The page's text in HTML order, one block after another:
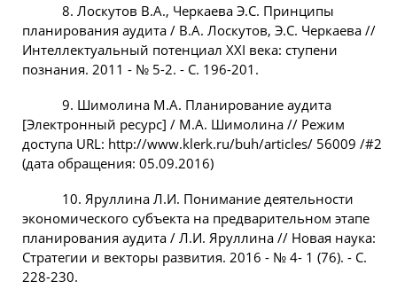
8. Лоскутов В.А., Черкаева Э.С. Принципы
планирования аудита / В.А. Лоскутов, Э.С. Черкаева //
Интеллектуальный потенциал XXI века: ступени
познания. 2011 - № 5-2. - С. 196-201.
9. Шимолина М.А. Планирование аудита
[Электронный ресурс] / М.А. Шимолина // Режим
доступа URL: http://www.klerk.ru/buh/articles/ 56009 /#2
(дата обращения: 05.09.2016)
10. Яруллина Л.И. Понимание деятельности
экономического субъекта на предварительном этапе
планирования аудита / Л.И. Яруллина // Новая наука:
Стратегии и векторы развития. 2016 - № 4- 1 (76). - С.
228-230.